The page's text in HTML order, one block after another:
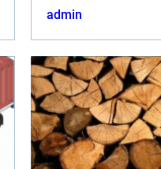
är bra rent fun...
admin